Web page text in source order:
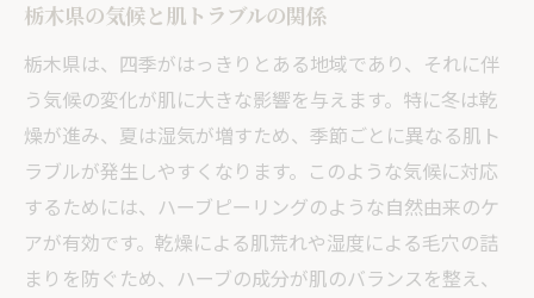
栃木県の気候と肌トラブルの関係
栃木県は、四季がはっきりとある地域であり、それに伴
う気候の変化が肌に大きな影響を与えます。特に冬は乾
燥が進み、夏は湿気が増すため、季節ごとに異なる肌ト
ラブルが発生しやすくなります。このような気候に対応
するためには、ハーブピーリングのような自然由来のケ
アが有効です。乾燥による肌荒れや湿度による毛穴の詰
まりを防ぐため、ハーブの成分が肌のバランスを整え、